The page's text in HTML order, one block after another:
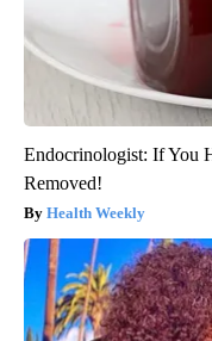
Endocrinologist: If You
Removed!
Health Weekly